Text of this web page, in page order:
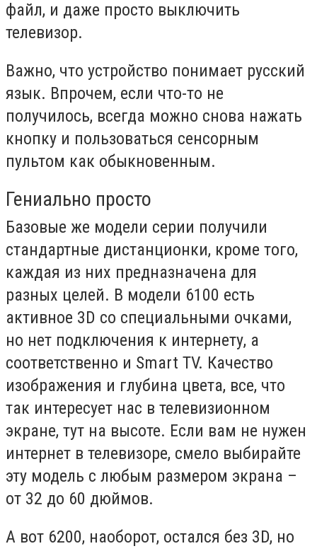
файл, и даже просто выключить
телевизор.
Важно, что устройство понимает русский
язык. Впрочем, если что-то не
получилось, всегда можно снова нажать
кнопку и пользоваться сенсорным
пультом как обыкновенным.
Гениально просто
Базовые же модели серии получили
стандартные дистанционки, кроме того,
каждая из них предназначена для
разных целей. В модели 6100 есть
активное 3D со специальными очками,
но нет подключения к интернету, а
соответственно и Smart TV. Качество
изображения и глубина цвета, все, что
так интересует нас в телевизионном
экране, тут на высоте. Если вам не нужен
интернет в телевизоре, смело выбирайте
эту модель с любым размером экрана –
от 32 до 60 дюймов.
А вот 6200, наоборот, остался без 3D, но